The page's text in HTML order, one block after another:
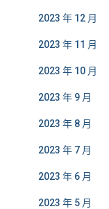
2023 年 12 月
2023 年 11 月
2023 年 10 月
2023 年 9 月
2023 年 8 月
2023 年 7 月
2023 年 6 月
2023 年 5 月